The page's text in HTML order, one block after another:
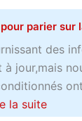
o
u
t
S
i
parier
des
jour,mais
la suitea